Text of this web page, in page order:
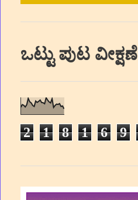
ಒಟ್ಟು ಪುಟ ವೀಕ್ಷಣೆ
2 1 8 1 6 9